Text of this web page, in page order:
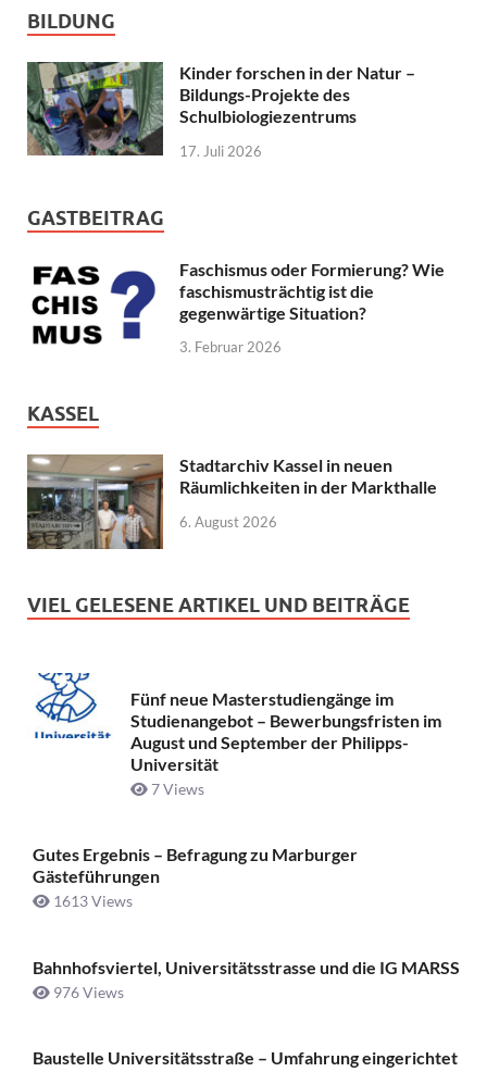
BILDUNG
Kinder forschen in der Natur –
Bildungs-Projekte des
Schulbiologiezentrums
17. Juli 2026
GASTBEITRAG
Faschismus oder Formierung? Wie
faschismusträchtig ist die
gegenwärtige Situation?
3. Februar 2026
KASSEL
Stadtarchiv Kassel in neuen
Räumlichkeiten in der Markthalle
6. August 2026
VIEL GELESENE ARTIKEL UND BEITRÄGE
Fünf neue Masterstudiengänge im
Studienangebot – Bewerbungsfristen im
August und September der Philipps-
Universität
7 Views
Gutes Ergebnis – Befragung zu Marburger
Gästeführungen
1613 Views
Bahnhofsviertel, Universitätsstrasse und die IG MARSS
976 Views
Baustelle Universitätsstraße ­– Umfahrung eingerichtet